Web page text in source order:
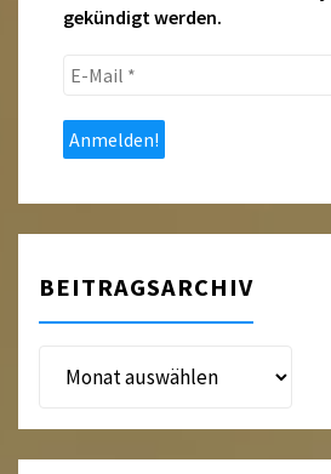
gekündigt werden.
E-
*
BEITRAGSARCHIV
Beitragsarchiv